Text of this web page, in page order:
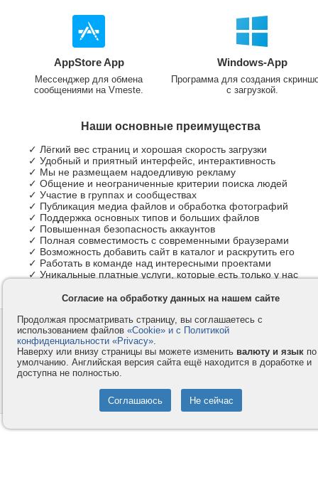
AppStore App
Мессенджер для обмена
сообщениями на Vmeste.
Windows-App
Программа для создания
с загрузкой.
Наши основные преимущества
✓ Лёгкий вес страниц и хорошая скорость загрузки
✓ Удобный и приятный интерфейс, интерактивность
✓ Мы не размещаем надоедливую рекламу
✓ Общение и неограниченные критерии поиска людей
✓ Участие в группах и сообществах
✓ Публикация медиа файлов и обработка фотографий
✓ Поддержка основных типов и больших файлов
✓ Повышенная безопасность аккаунтов
✓ Полная совместимость с современными браузерами
✓ Возможность добавить сайт в каталог и раскрутить его
✓ Работать в команде над интересными проектами
✓ Уникальные платные услуги, которые есть только у нас
Контакты
Компания
Privacy и Cookie
Услуги
Как оплатить
Помощь
© 2008-2026
- Все права защищены.
Согласие на обработку данных на нашем сайте
Продолжая просматривать страницу, вы соглашаетесь с
использованием файлов «Cookie» и с Политикой
конфиденциальности «Privacy».
Наверху или внизу страницы вы можете изменить валюту и язык по
умолчанию. Английская версия сайта ещё находится в доработке и
доступна не полностью.